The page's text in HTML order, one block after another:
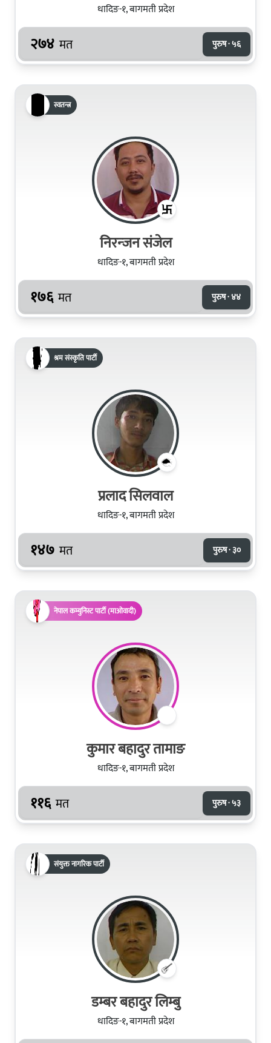
धादिङ-१, बागमती प्रदेश
२७४ मत पुरुष · ५६
स्वतन्त्र
निरन्‍जन संजेल
धादिङ-१, बागमती प्रदेश
१७६ मत पुरुष · ४४
श्रम संस्कृति पार्टी
प्रलाद सिलवाल
धादिङ-१, बागमती प्रदेश
१४७ मत पुरुष · ३०
नेपाल कम्युनिस्ट पार्टी (माओवादी)
कुमार बहादुर तामाङ
धादिङ-१, बागमती प्रदेश
११६ मत पुरुष · ५३
संयुक्त नागरिक पार्टी
डम्‍बर बहादुर लिम्‍बु
धादिङ-१, बागमती प्रदेश